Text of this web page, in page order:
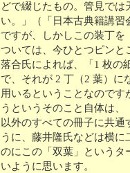
どで綴じたもの。管見で
い。」（「日本古典籍講
ですが、しかしこの装丁
ついては、今ひとつピンと
落合氏によれば、「1 枚の
で、それが 2 丁（2 葉）に
用いるということなので
うというそのこと自体は
以外のすべての冊子に共
うに、藤井隆氏などは横
のにこの「双葉」というタ
いように思います。